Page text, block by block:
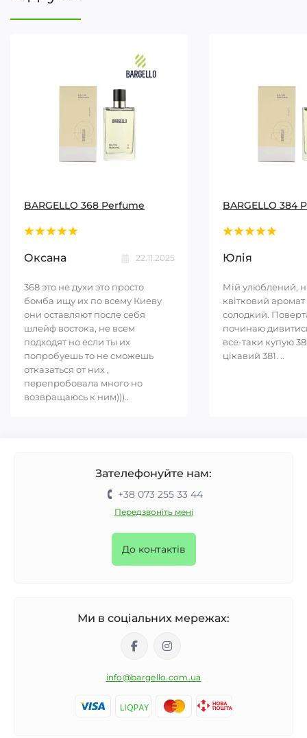
BARGELLO 368 Perfume
Оксана 22.11.2025
368 это не духи это просто
бомба ищу их по всему Киеву
они оставляют после себя
шлейф востока, не всем
подходят но если ты их
попробуешь то не сможешь
отказаться от них ,
перепробовала много но
возвращаюсь к ним)))..
BARGELLO 384
Юлія
Мій улюблений,
квітковий аромат
солодкий.
починаю
все-таки купую
цікавий 381. ..
Зателефонуйте нам:
+38 073 255 33 44
Передзвоніть мені
До контактів
Ми в соціальних мережах:
info@bargello.com.ua